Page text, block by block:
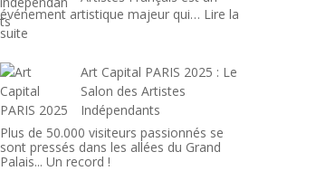
événement artistique majeur qui… Lire la
suite
des
Artistes
Français
Art Capital PARIS 2025 : Le
Salon des Artistes
Indépendants
Plus de 50.000 visiteurs passionnés se
sont pressés dans les allées du Grand
Palais... Un record !